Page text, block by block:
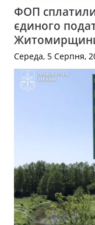
ФОП сплатили
єдиного
Середа, 5 Серпня,